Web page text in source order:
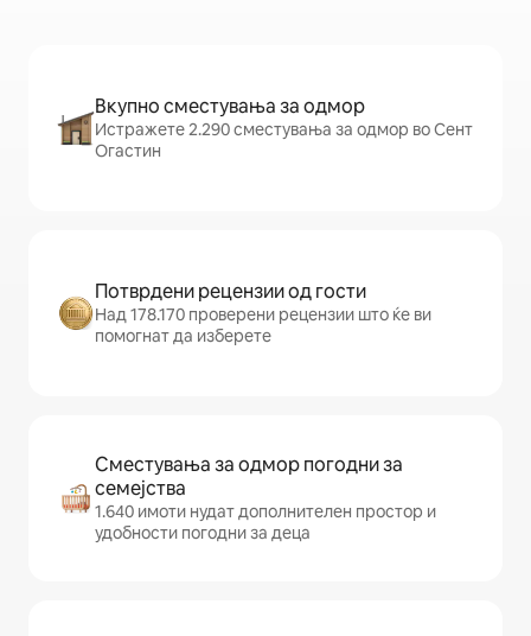
Вкупно сместувања за одмор
Истражете 2.290 сместувања за одмор во Сент
Огастин
Потврдени рецензии од гости
Над 178.170 проверени рецензии што ќе ви
помогнат да изберете
Сместувања за одмор погодни за
семејства
1.640 имоти нудат дополнителен простор и
удобности погодни за деца